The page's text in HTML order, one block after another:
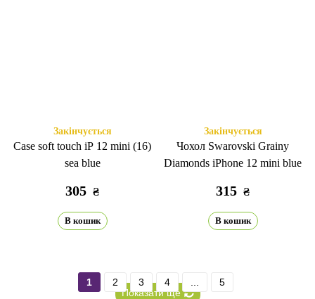
Закінчується
Case soft touch iP 12 mini (16)
sea blue
305 ₴
В кошик
Закінчується
Чохол Swarovski Grainy
Diamonds iPhone 12 mini blue
315 ₴
В кошик
Показати ще
1 2 3 4 5